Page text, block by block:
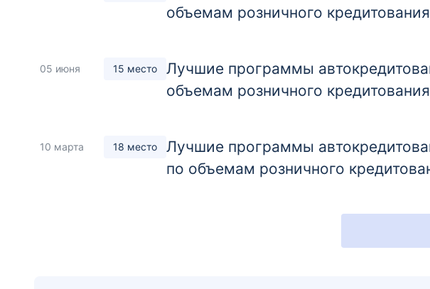
объемам розничного кредитования
05 июня 15 место
Лучшие программы
объемам розничного кредитования
10 марта 18 место
Лучшие программы
по объемам розничного